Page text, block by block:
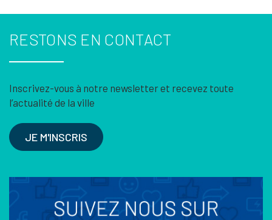
RESTONS EN CONTACT
Inscrivez-vous à notre newsletter et recevez toute
l’actualité de la ville
JE M'INSCRIS